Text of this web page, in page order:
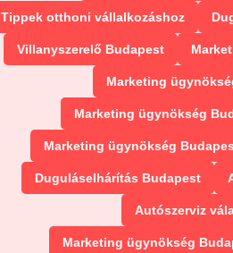
Tippek otthoni vállalkozáshoz
Villanyszerelő Budapest
Marketing
Marketing ügynökség
Marketing ügynökség
Duguláselhárítás Budapest
Autószerviz
Marketing ügynökség